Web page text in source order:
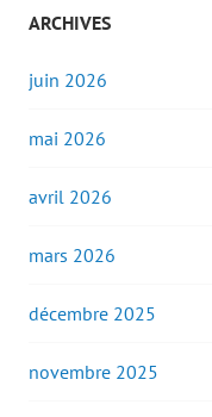
ARCHIVES
juin 2026
mai 2026
avril 2026
mars 2026
décembre 2025
novembre 2025